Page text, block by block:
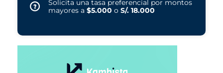
Solicita una tasa preferencial por montos
mayores a $5.000 o S/. 18.000